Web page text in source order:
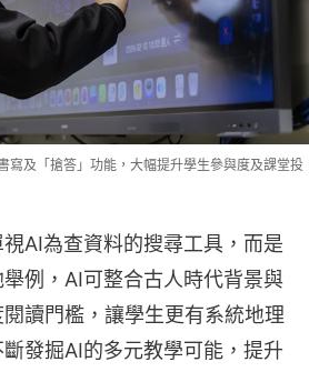
寫及「搶答」功能，大幅提升學生參與度及課堂投
AI為查資料的搜尋工具，而是
例，AI可整合古人時代背景與
讀門檻，讓學生更有系統地理
發掘AI的多元教學可能，提升